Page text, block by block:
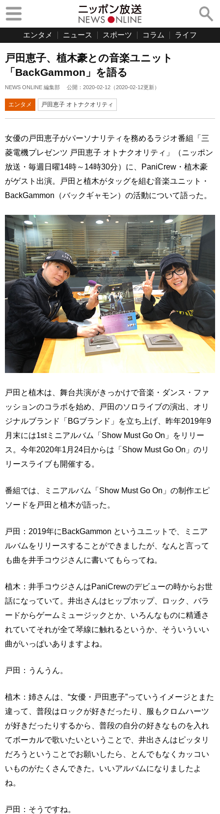
エンタメ ニュース スポーツ コラム ライフ
戸田恵子、植木豪との音楽ユニット
「BackGammon」を語る
NEWS ONLINE 編集部 公開： 2020-02-12 （2020-02-12更新）
エンタメ 戸田恵子 オトナクオリティ
女優の戸田恵子がパーソナリティを務めるラジオ番組「三
菱電機プレゼンツ 戸田恵子 オトナクオリティ」（ニッポン
放送・毎週日曜14時～14時30分）に、PaniCrew・植木豪
がゲスト出演。戸田と植木がタッグを組む音楽ユニット・
BackGammon（バックギャモン）の活動について語った。
戸田と植木は、舞台共演がきっかけで音楽・ダンス・ファ
ッションのコラボを始め、戸田のソロライブの演出、オリ
ジナルブランド「BGブランド」を立ち上げ、昨年2019年9
月末には1stミニアルバム「Show Must Go On」をリリー
ス。今年2020年1月24日からは「Show Must Go On」のリ
リースライブも開催する。
番組では、ミニアルバム「Show Must Go On」の制作エピ
ソードを戸田と植木が語った。
戸田：2019年にBackGammon というユニットで、ミニア
ルバムをリリースすることができましたが、なんと言って
も曲を井手コウジさんに書いてもらってね。
植木：井手コウジさんはPaniCrewのデビューの時からお世
話になっていて。井出さんはヒップホップ、ロック、バラ
ードからゲームミュージックとか、いろんなものに精通さ
れていてそれが全て琴線に触れるというか、そういういい
曲がいっぱいありますよね。
戸田：うんうん。
植木：姉さんは、“女優・戸田恵子”っていうイメージとまた
違って、普段はロックが好きだったり、服もクロムハーツ
が好きだったりするから、普段の自分の好きなものを入れ
てボーカルで歌いたいということで、井出さんはピッタリ
だろうということでお願いしたら、とんでもなくカッコい
いものがたくさんできた。いいアルバムになりましたよ
ね。
戸田：そうですね。